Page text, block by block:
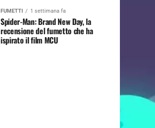
FUMETTI 1 settimana fa
Spider-Man: Brand New Day, la
recensione del fumetto che ha
ispirato il film MCU